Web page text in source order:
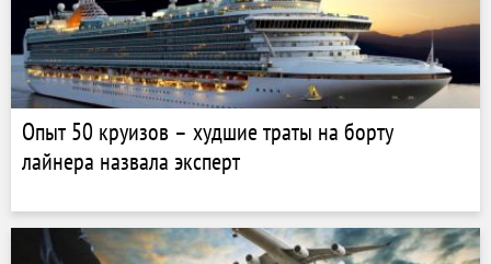
Опыт 50 круизов – худшие траты на борту
лайнера назвала эксперт